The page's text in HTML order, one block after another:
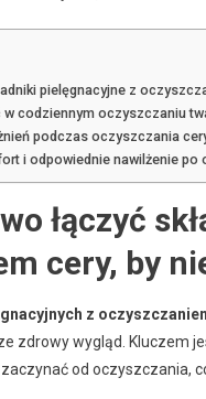
pielęgnacyjne z
codziennym oczyszczaniu
podczas oczyszczania
i odpowiednie nawilżenie po
łączyć
cery, by
z
zdrowy wygląd. Kluczem
od oczyszczania,